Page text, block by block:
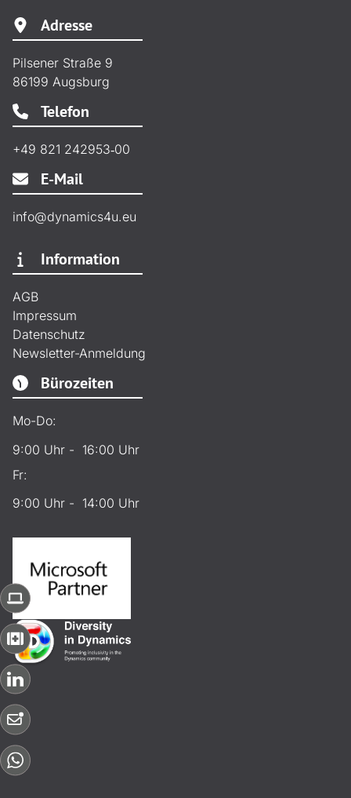
Adresse
Pilsener Straße 9
86199 Augsburg
Telefon
+49 821 242953‑00
E-Mail
info@dynamics4u.eu
Information
AGB
Impressum
Datenschutz
Newsletter-Anmeldung
Bürozeiten
Mo-Do:
9:00 Uhr - 16:00 Uhr
Fr:
9:00 Uhr - 14:00 Uhr